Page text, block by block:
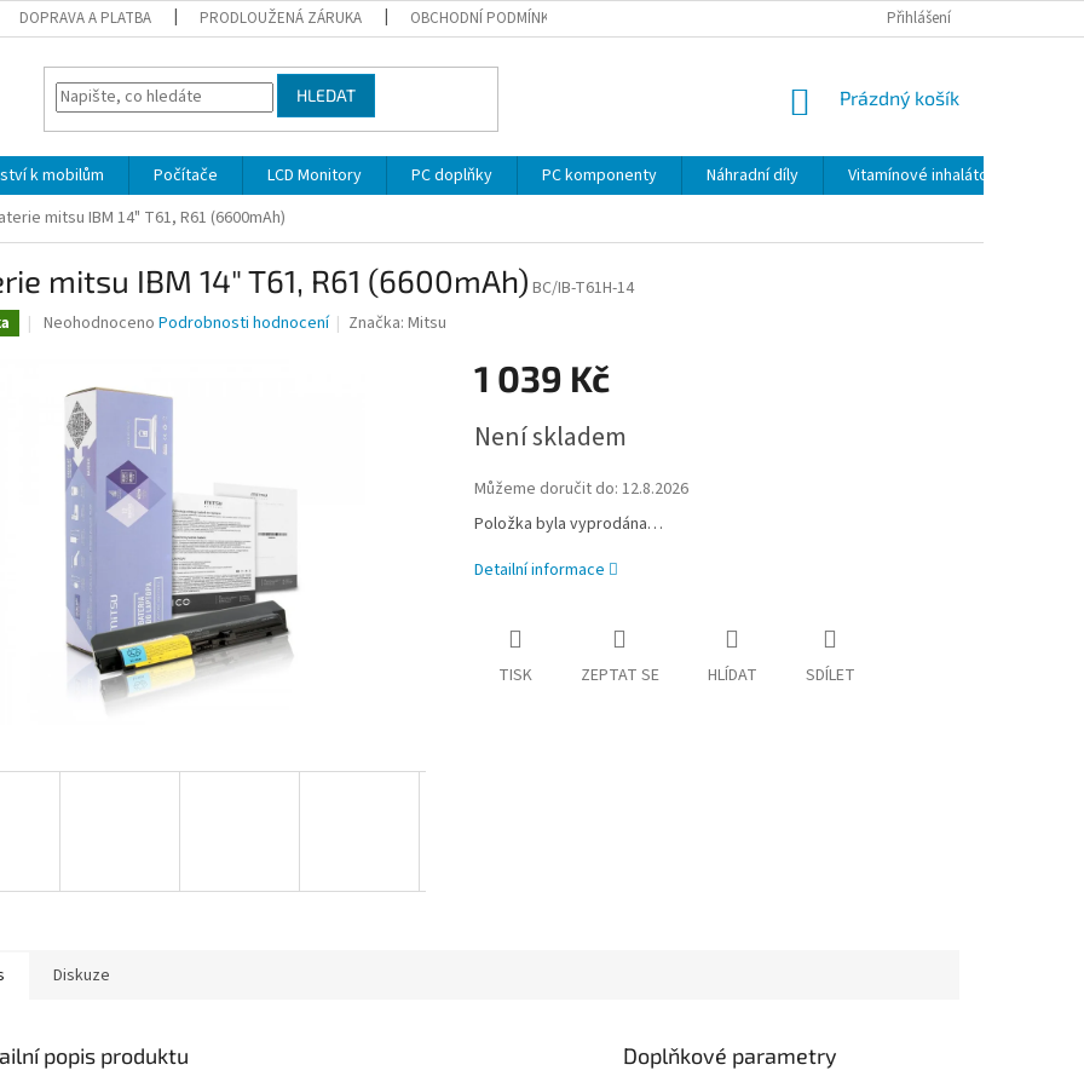
DOPRAVA A PLATBA PRODLOUŽENÁ ZÁRUKA OBCHODNÍ PODMÍNKY VRÁCENÍ ZBOŽÍ VE 14
Přihlášení
HLEDAT
NÁKUPNÍ
Prázdný košík
k mobilům Počítače LCD Monitory PC doplňky PC komponenty Náhradní díly
Vitamínové inhalátory
mitsu IBM 14" T61, R61 (6600mAh)
mitsu IBM 14" T61, R61 (6600mAh) BC/IB-T61H-14
Průměrné
hvězdiček.
Neohodnoceno Podrobnosti hodnocení Značka:Mitsu
1 039 Kč
cena:
Není skladem
Můžeme doručit do: 12.8.2026
Položka byla vyprodána…
Detailní informace
TISK ZEPTAT SE HLÍDAT SDÍLET
Diskuze
popis produktu Doplňkové parametry